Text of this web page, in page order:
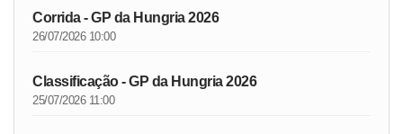
Corrida - GP da Hungria 2026
26/07/2026 10:00
Classificação - GP da Hungria 2026
25/07/2026 11:00